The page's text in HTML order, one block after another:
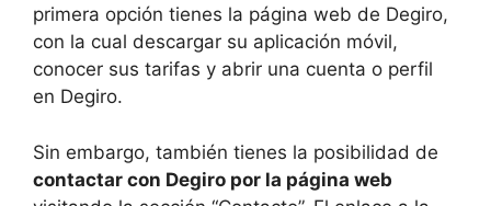
primera opción tienes la página web de Degiro,
con la cual descargar su aplicación móvil,
conocer sus tarifas y abrir una cuenta o perfil
en Degiro.
Sin embargo, también tienes la posibilidad de
contactar con Degiro por la página web